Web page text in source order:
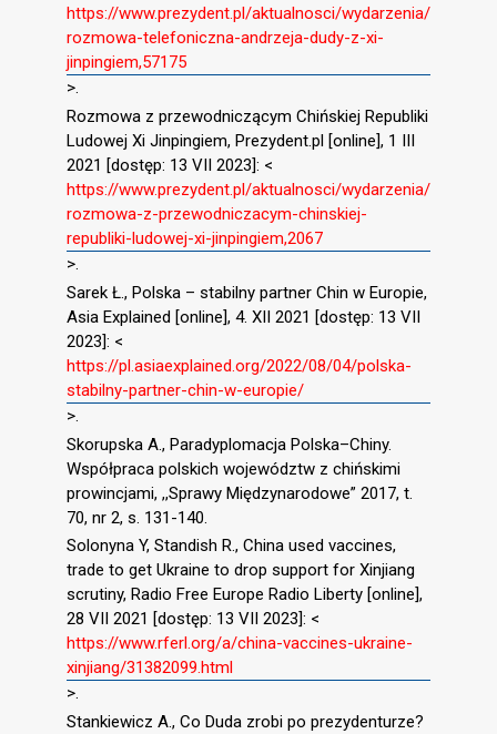
https://www.prezydent.pl/aktualnosci/wydarzenia/
rozmowa-telefoniczna-andrzeja-dudy-z-xi-
jinpingiem,57175
>.
Rozmowa z przewodniczącym Chińskiej Republiki
Ludowej Xi Jinpingiem, Prezydent.pl [online], 1 III
2021 [dostęp: 13 VII 2023]: <
https://www.prezydent.pl/aktualnosci/wydarzenia/
rozmowa-z-przewodniczacym-chinskiej-
republiki-ludowej-xi-jinpingiem,2067
>.
Sarek Ł., Polska – stabilny partner Chin w Europie,
Asia Explained [online], 4. XII 2021 [dostęp: 13 VII
2023]: <
https://pl.asiaexplained.org/2022/08/04/polska-
stabilny-partner-chin-w-europie/
>.
Skorupska A., Paradyplomacja Polska–Chiny.
Współpraca polskich województw z chińskimi
prowincjami, ,,Sprawy Międzynarodowe” 2017, t.
70, nr 2, s. 131-140.
Solonyna Y, Standish R., China used vaccines,
trade to get Ukraine to drop support for Xinjiang
scrutiny, Radio Free Europe Radio Liberty [online],
28 VII 2021 [dostęp: 13 VII 2023]: <
https://www.rferl.org/a/china-vaccines-ukraine-
xinjiang/31382099.html
>.
Stankiewicz A., Co Duda zrobi po prezydenturze?